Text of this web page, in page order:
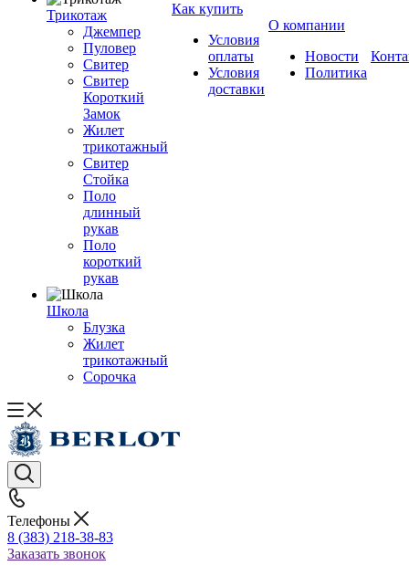
Трикотаж
Джемпер
Пуловер
Свитер
Свитер
Короткий
Замок
Жилет
трикотажный
Свитер
Стойка
Поло
длинный
рукав
Поло
короткий
рукав
Школа
Блузка
Жилет
трикотажный
Сорочка
Как купить
Условия
оплаты
Условия
доставки
О компании
Новости
Политика
Телефоны
8 (383) 218-38-83
Заказать звонок